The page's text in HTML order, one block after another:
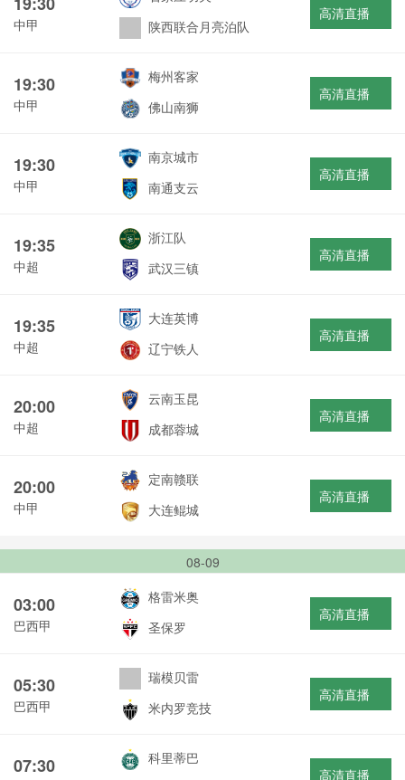
中甲
陕西联合月亮泊队
高清直播
19:30
中甲
梅州客家
佛山南狮
高清直播
19:30
中甲
南京城市
南通支云
高清直播
19:35
中超
浙江队
武汉三镇
高清直播
19:35
中超
大连英博
辽宁铁人
高清直播
20:00
中超
云南玉昆
成都蓉城
高清直播
20:00
中甲
定南赣联
大连鲲城
高清直播
08-09
03:00
巴西甲
格雷米奥
圣保罗
高清直播
05:30
巴西甲
瑞模贝雷
米内罗竞技
高清直播
07:30
科里蒂巴
高清直播